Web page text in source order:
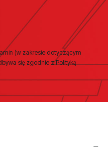
(w zakresie dotyczącym
się zgodnie z Polityką